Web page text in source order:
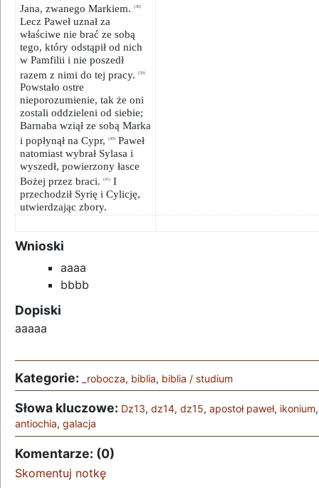
Jana, zwanego Markiem.
(38)
Lecz Paweł uznał za
właściwe nie brać ze sobą
tego, który odstąpił od nich
w Pamfilii i nie poszedł
razem z nimi do tej pracy.
(39)
Powstało ostre
nieporozumienie, tak że oni
zostali oddzieleni od siebie;
Barnaba wziął ze sobą Marka
i popłynął na Cypr,
(40)Paweł
natomiast wybrał Sylasa i
wyszedł, powierzony łasce
Bożej przez braci.
(41)I
przechodził Syrię i Cylicję,
utwierdzając zbory.
Wnioski
aaaa
bbbb
Dopiski
aaaaa
Kategorie: _robocza, biblia, biblia / studium
Słowa kluczowe: Dz13, dz14, dz15, apostoł paweł, ikonium,
antiochia, galacja
Komentarze: (0)
Skomentuj notkę